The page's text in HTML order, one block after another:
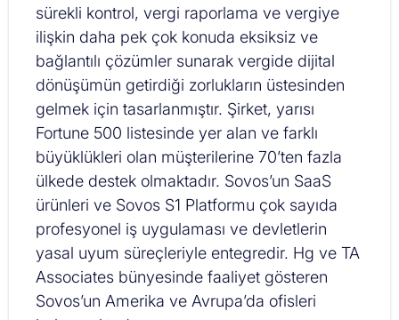
sürekli kontrol, vergi raporlama ve vergiye
ilişkin daha pek çok konuda eksiksiz ve
bağlantılı çözümler sunarak vergide dijital
dönüşümün getirdiği zorlukların üstesinden
gelmek için tasarlanmıştır. Şirket, yarısı
Fortune 500 listesinde yer alan ve farklı
büyüklükleri olan müşterilerine 70’ten fazla
ülkede destek olmaktadır. Sovos’un SaaS
ürünleri ve Sovos S1 Platformu çok sayıda
profesyonel iş uygulaması ve devletlerin
yasal uyum süreçleriyle entegredir. Hg ve TA
Associates bünyesinde faaliyet gösteren
Sovos’un Amerika ve Avrupa’da ofisleri